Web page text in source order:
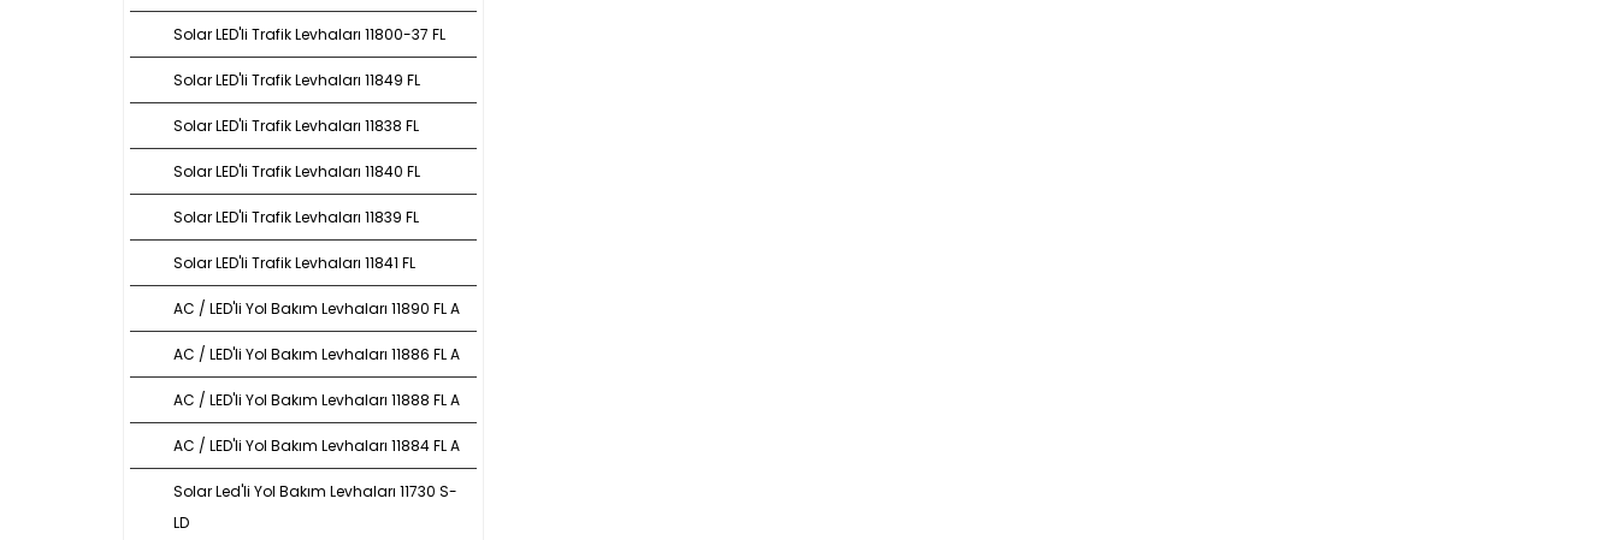
Solar LED'li Trafik Levhaları 11800-37 FL
Solar LED'li Trafik Levhaları 11849 FL
Solar LED'li Trafik Levhaları 11838 FL
Solar LED'li Trafik Levhaları 11840 FL
Solar LED'li Trafik Levhaları 11839 FL
Solar LED'li Trafik Levhaları 11841 FL
AC / LED'li Yol Bakım Levhaları 11890 FL A
AC / LED'li Yol Bakım Levhaları 11886 FL A
AC / LED'li Yol Bakım Levhaları 11888 FL A
AC / LED'li Yol Bakım Levhaları 11884 FL A
Solar Led'li Yol Bakım Levhaları 11730 S-
LD